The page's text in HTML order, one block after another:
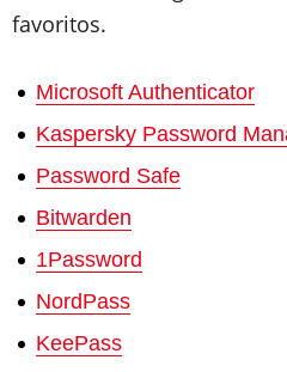
favoritos.
Microsoft Authenticator
Kaspersky Password
Password Safe
Bitwarden
1Password
NordPass
KeePass